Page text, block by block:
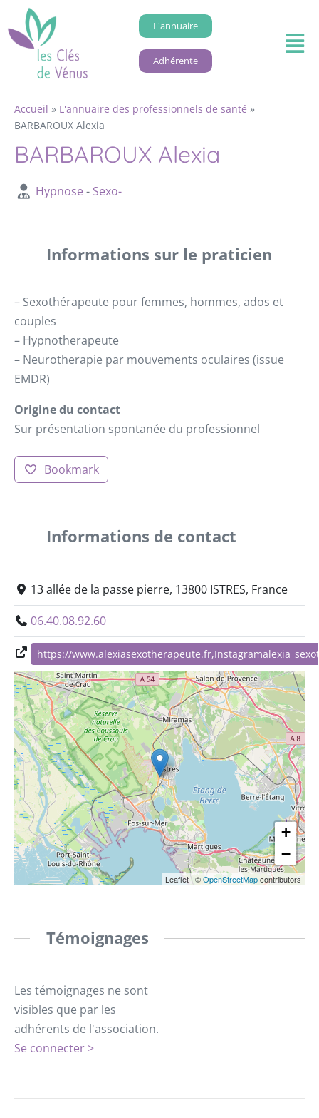
L'annuaire
Adhérente
Accueil » L'annuaire des professionnels de santé »
BARBAROUX Alexia
BARBAROUX Alexia
Hypnose - Sexo-
Informations sur le praticien
– Sexothérapeute pour femmes, hommes, ados et
couples
– Hypnotherapeute
– Neurotherapie par mouvements oculaires (issue
EMDR)
Origine du contact
Sur présentation spontanée du professionnel
Bookmark
Informations de contact
13 allée de la passe pierre, 13800 ISTRES, France
06.40.08.92.60
https://
+
−
Leaflet| ©OpenStreetMapcontributors
Témoignages
Les témoignages ne sont
visibles que par les
adhérents de l'association.
Se connecter >